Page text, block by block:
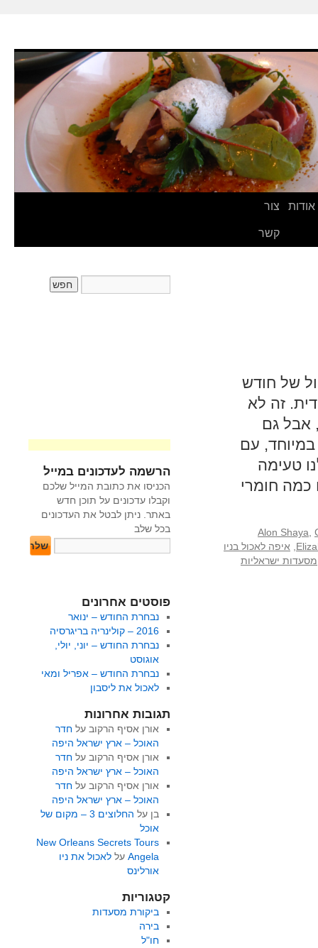
אודות צור
קשר
של חודש
זה לא
אבל גם
במיוחד, עם
טעימה
כמה חומרי
Alon Shaya
איפה לאכול בניו
מסעדות ישראליות
הרשמה לעדכונים במייל
הכניסו את כתובת המייל שלכם
וקבלו עדכונים על תוכן חדש
באתר. ניתן לבטל את העדכונים
בכל שלב
פוסטים אחרונים
נבחרת החודש – ינואר
2016 – קולינריה בריגרסיה
נבחרת החודש – יוני, יולי,
אוגוסט
נבחרת החודש – אפריל ומאי
לאכול את ליסבון
תגובות אחרונות
אורן אסיף הרקוב על חדר
האוכל – ארץ ישראל היפה
אורן אסיף הרקוב על חדר
האוכל – ארץ ישראל היפה
אורן אסיף הרקוב על חדר
האוכל – ארץ ישראל היפה
בן על
החלוצים 3 – מקום של
אוכל
New Orleans Secrets Tours
Angelaעל לאכול את ניו
אורלינס
קטגוריות
ביקורת מסעדות
בירה
חו"ל